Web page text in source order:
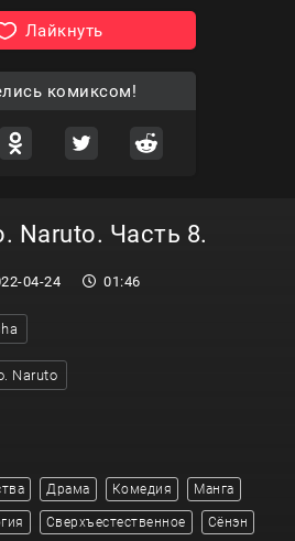
Лайкнуть
комиксом!
Naruto. Часть 8.
04-24 01:46
Naruto
Драма Комедия Манга
Сверхъестественное Сёнэн